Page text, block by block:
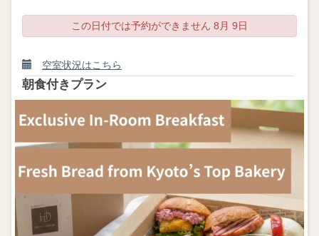
この日付では予約ができません 8月 9日
空室状況はこちら
朝食付きプラン